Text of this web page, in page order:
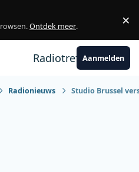
Ontdek meer. ×
RadiotrefpuntAanmelden
Radionieuws Studio Brussel